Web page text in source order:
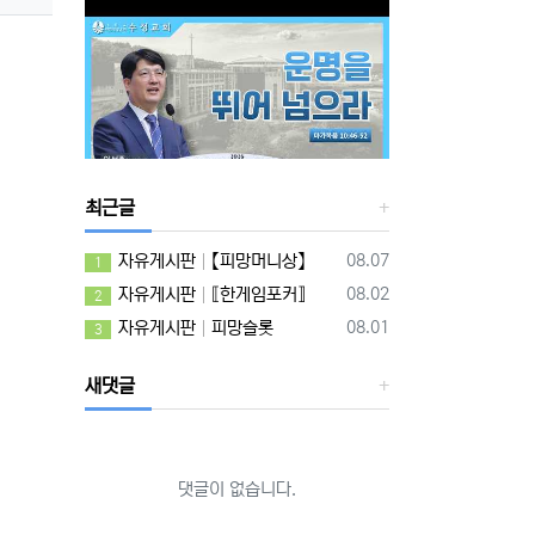
최근글
등록일
08.07
1 자유게시판 【피망머니상】
등록일
08.02
2 자유게시판 ⟦한게임포커⟧
등록일
08.01
3 자유게시판 피망슬롯
새댓글
댓글이 없습니다.